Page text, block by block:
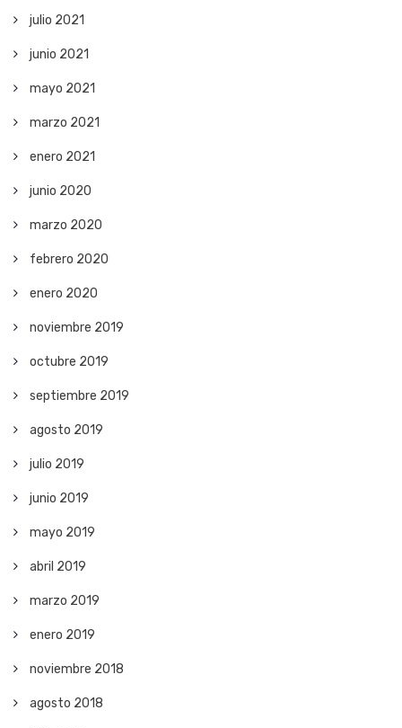
julio 2021
junio 2021
mayo 2021
marzo 2021
enero 2021
junio 2020
marzo 2020
febrero 2020
enero 2020
noviembre 2019
octubre 2019
septiembre 2019
agosto 2019
julio 2019
junio 2019
mayo 2019
abril 2019
marzo 2019
enero 2019
noviembre 2018
agosto 2018